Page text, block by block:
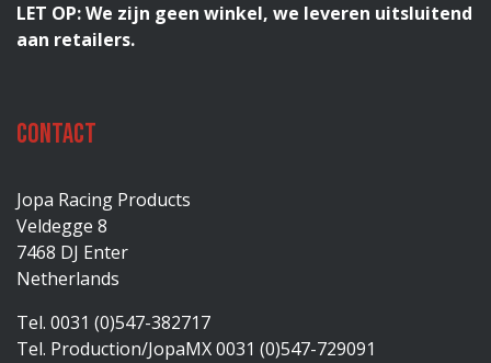
LET OP: We zijn geen winkel, we leveren uitsluitend
aan retailers.
Contact
Jopa Racing Products
Veldegge 8
7468 DJ Enter
Netherlands
Tel. 0031 (0)547-382717
Tel. Production/JopaMX 0031 (0)547-729091